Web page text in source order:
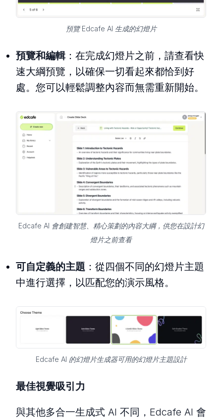
預覽 Edcafe AI 生成的幻燈片
預覽和編輯：在完成幻燈片之前，請查看快
速大綱預覽，以確保一切看起來都恰到好
處。您可以輕鬆調整內容而無需重新開始。
Edcafe AI 會創建智慧、精心策劃的內容大綱，供您在設計幻
燈片之前查看
可自定義的主題 ：從四個不同的幻燈片主題
中進行選擇，以匹配您的演示風格。
Edcafe AI 的幻燈片生成器可用的幻燈片主題設計
最佳視覺吸引力
與其他多合一生成式 AI 不同，Edcafe AI 會